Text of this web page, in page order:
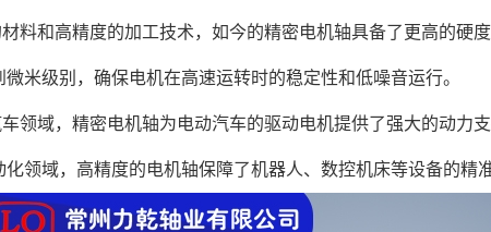
料和高精度的加工技术，如今的精密电机轴具备了更高的硬
米级别，确保电机在高速运转时的稳定性和低噪音运行。
领域，精密电机轴为电动汽车的驱动电机提供了强大的动力
化领域，高精度的电机轴保障了机器人、数控机床等设备的精